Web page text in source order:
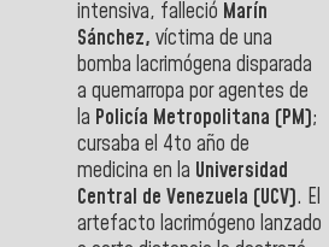
intensiva, falleció Marín
Sánchez, víctima de una
bomba lacrimógena disparada
a quemarropa por agentes de
la Policía Metropolitana (PM);
cursaba el 4to año de
medicina en la Universidad
Central de Venezuela (UCV). El
artefacto lacrimógeno lanzado